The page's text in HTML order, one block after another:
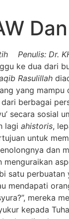
Penulis: Dr.
ke dua dari
Rasulillah
yang
berbagai
secara sosial
lagi ahistoris,
untuk
dan
menguraikan
satu perbuatan
mendapati
mereka
kepada